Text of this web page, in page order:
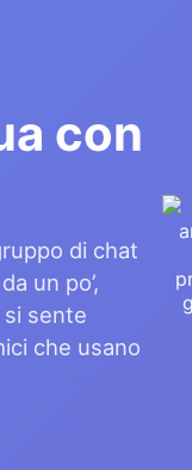
con
di chat
un po’,
si sente
che usano